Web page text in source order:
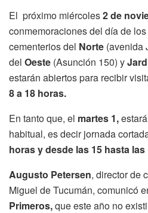
El próximo miércoles2 de
conmemoraciones del día de los
cementerios del Norte (avenida
del Oeste (Asunción 150) y
estarán abiertos para recibir
8 a 18 horas.
En tanto que, el martes 1,
habitual, es decir jornada
horas y desde las 15 hasta las
Augusto Petersen, director de
Miguel de Tucumán, comunicó
Primeros,que este año no